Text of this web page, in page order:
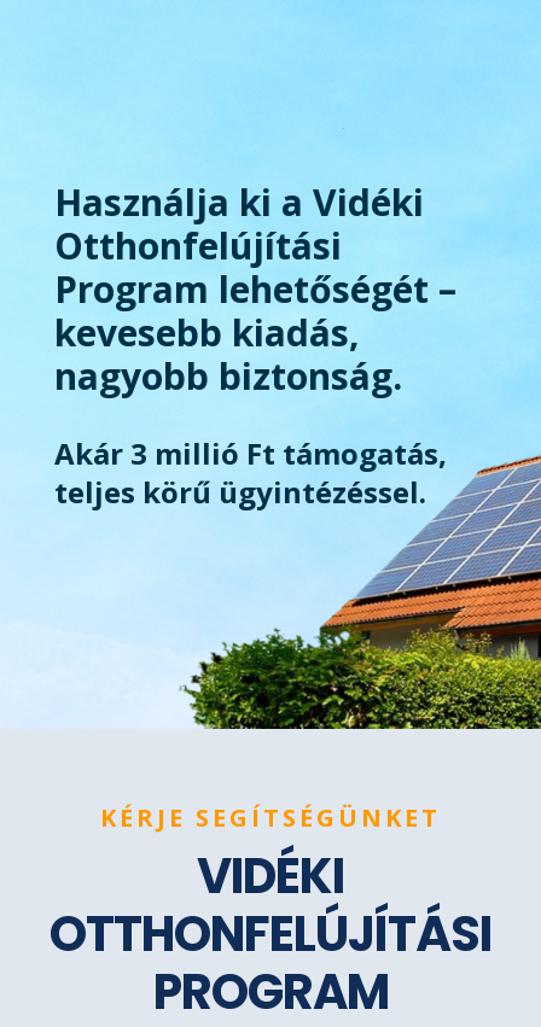
Használja ki a Vidéki
Otthonfelújítási
Program lehetőségét –
kevesebb kiadás,
nagyobb biztonság.
Akár 3 millió Ft támogatás,
teljes körű ügyintézéssel.
KÉRJE SEGÍTSÉGÜNKET
VIDÉKI
OTTHONFELÚJÍTÁSI
PROGRAM